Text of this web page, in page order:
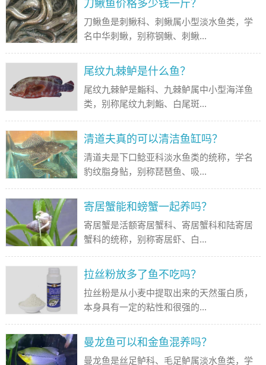
刀鳅鱼价格多少钱一斤？
刀鳅鱼是刺鳅科、刺鳅属小型淡水鱼类，学
名中华刺鳅，别称钢鳅、刺鳅...
尾纹九棘鲈是什么鱼？
尾纹九棘鲈是鮨科、九棘鲈属中小型海洋鱼
类，别称尾纹九刺鮨、白尾斑...
清道夫真的可以清洁鱼缸吗？
清道夫是下口鲶亚科淡水鱼类的统称，学名
豹纹脂身鲇，别称琵琶鱼、吸...
寄居蟹能和螃蟹一起养吗？
寄居蟹是活额寄居蟹科、寄居蟹科和陆寄居
蟹科的统称，别称寄居虾、白...
拉丝粉放多了鱼不吃吗？
拉丝粉是从小麦中提取出来的天然蛋白质，
本身具有一定的粘性和很强的...
曼龙鱼可以和金鱼混养吗？
曼龙鱼是丝足鲈科、毛足鲈属淡水鱼类，学